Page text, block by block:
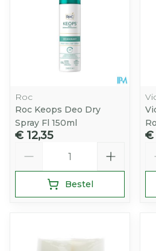
Roc
Roc Keops Deo Dry
Spray Fl 150ml
€ 12,35
Bestel
€